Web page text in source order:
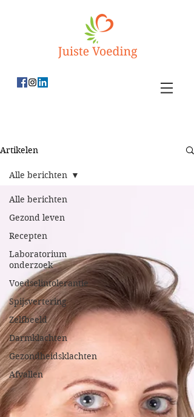
Artikelen
Alle berichten
Gezond leven
Recepten
Laboratorium
onderzoek
Voedselintolerantie
Spijsvertering
Zelfbeeld
Darmklachten
Gezondheidsklachten
Afvallen
Alle berichten